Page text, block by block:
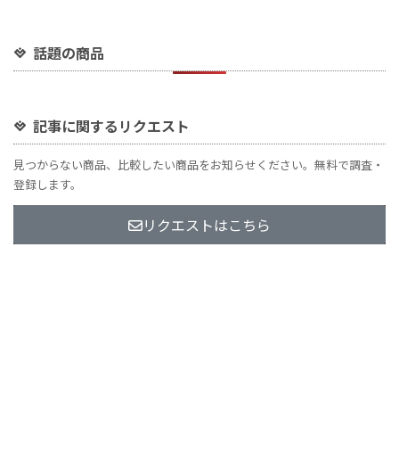
話題の商品
記事に関するリクエスト
見つからない商品、比較したい商品をお知らせください。無料で調査・
登録します。
リクエストはこちら